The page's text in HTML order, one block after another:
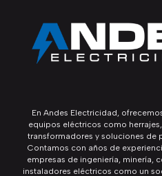
En Andes Electricidad,
equipos eléctricos como
transformadores y soluciones de
Contamos con años de
empresas de ingeniería, minería,
instaladores eléctricos como un